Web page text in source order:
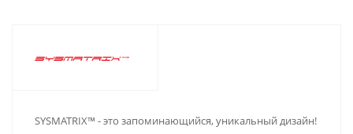
SYSMATRIX™ - это запоминающийся, уникальный дизайн!